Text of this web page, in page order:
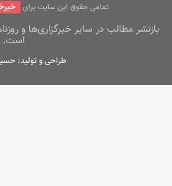
تمامی حقوق این سایت برای
بازنشر مطالب در سایر خبرگزاری‌ها و
است.
طراحی و تولید: